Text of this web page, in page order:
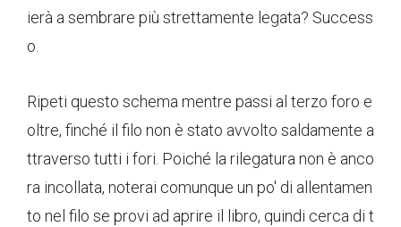
ierà a sembrare più strettamente legata? Success
o.
Ripeti questo schema mentre passi al terzo foro e
oltre, finché il filo non è stato avvolto saldamente a
ttraverso tutti i fori. Poiché la rilegatura non è anco
ra incollata, noterai comunque un po' di allentamen
to nel filo se provi ad aprire il libro, quindi cerca di t